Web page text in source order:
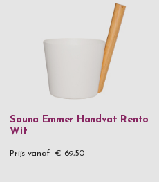
Sauna Emmer Handvat Rento
Wit
Prijs vanaf € 69,50